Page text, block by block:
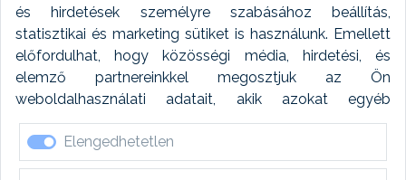
és hirdetések személyre szabásához beállítás,
statisztikai és marketing sütiket is használunk. Emellett
előfordulhat, hogy közösségi média, hirdetési, és
elemző partnereinkkel megosztjuk az Ön
weboldalhasználati adatait, akik azokat egyéb
forrásokból gyűjtött adatokkal kombinálhatják. A sütik
elfogadásával kapcsolatosan naplózást végzünk és
ezen adatokat 6 hónap után automatikusan töröljük. A
Elengedhetetlen
Autómosó modul
Feladatütemezés